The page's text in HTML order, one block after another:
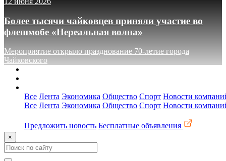
Более тысячи чайковцев приняли участие во
флешмобе «Нереальная волна»
Мероприятие открыло празднование 70-летие города
Чайковского
Все Лента Экономика Общество Спорт Новости
Все Лента Экономика Общество Спорт Новости
Предложить новость Бесплатные объявления
×